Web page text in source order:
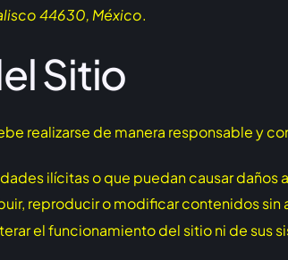
44630, México.
Sitio
realizarse de manera responsable y
ilícitas o que puedan causar daños
reproducir o modificar contenidos sin
el funcionamiento del sitio ni de sus